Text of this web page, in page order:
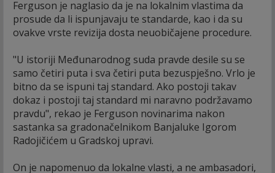
Ferguson je naglasio da je na lokalnim vlastima da
prosude da li ispunjavaju te standarde, kao i da su
ovakve vrste revizija dosta neuobičajene procedure.
"U istoriji Međunarodnog suda pravde desile su se
samo četiri puta i sva četiri puta bezuspješno. Vrlo je
bitno da se ispuni taj standard. Ako postoji takav
dokaz i postoji taj standard mi naravno podržavamo
pravdu", rekao je Ferguson novinarima nakon
sastanka sa gradonačelnikom Banjaluke Igorom
Radojičićem u Gradskoj upravi.
On je napomenuo da lokalne vlasti, a ne ambasadori,